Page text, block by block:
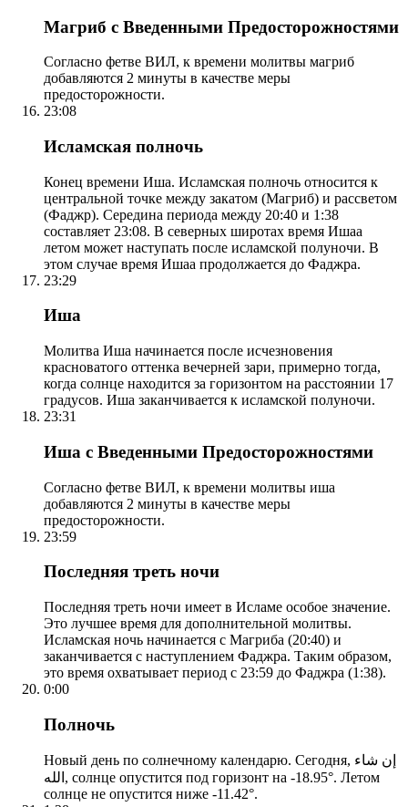
Магриб с Введенными Предосторожностями
Согласно фетве ВИЛ, к времени молитвы магриб
добавляются 2 минуты в качестве меры
предосторожности.
23:08
Исламская полночь
Конец времени Иша. Исламская полночь относится к
центральной точке между закатом (Магриб) и рассветом
(Фаджр). Середина периода между 20:40 и 1:38
составляет 23:08. В северных широтах время Ишаа
летом может наступать после исламской полуночи. В
этом случае время Ишаа продолжается до Фаджра.
23:29
Иша
Молитва Иша начинается после исчезновения
красноватого оттенка вечерней зари, примерно тогда,
когда солнце находится за горизонтом на расстоянии 17
градусов. Иша заканчивается к исламской полуночи.
23:31
Иша с Введенными Предосторожностями
Согласно фетве ВИЛ, к времени молитвы иша
добавляются 2 минуты в качестве меры
предосторожности.
23:59
Последняя треть ночи
Последняя треть ночи имеет в Исламе особое значение.
Это лучшее время для дополнительной молитвы.
Исламская ночь начинается с Магриба (20:40) и
заканчивается с наступлением Фаджра. Таким образом,
это время охватывает период с 23:59 до Фаджра (1:38).
0:00
Полночь
Новый день по солнечному календарю. Сегодня, إن شاء
الله, солнце опустится под горизонт на -18.95°. Летом
солнце не опустится ниже -11.42°.